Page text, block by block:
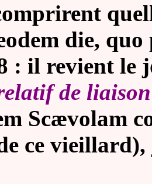
die, quo
: il revient le
de liaison
Scævolam
ce vieillard),